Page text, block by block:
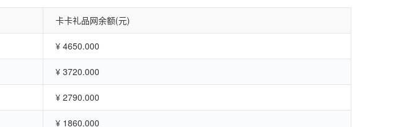
卡卡礼品网余额(元)
¥ 4650.000
¥ 3720.000
¥ 2790.000
¥ 1860.000